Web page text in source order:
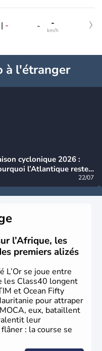
| - - -
km/h
à l'étranger
cyclonique 2026 :
l’Atlantique reste
22/07
l’Afrique, les
premiers alizés
L’Or se joue entre
les Class40 longent
et Ocean Fifty
pour attraper
eux, bataillent
leur
: la course se